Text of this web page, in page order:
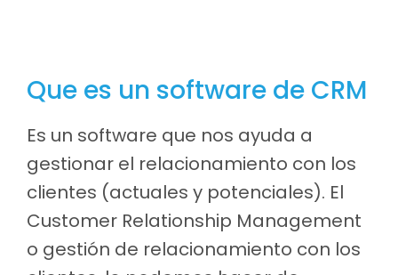
Que es un software de CRM
Es un software que nos ayuda a
gestionar el relacionamiento con los
clientes (actuales y potenciales). El
Customer Relationship Management
o gestión de relacionamiento con los